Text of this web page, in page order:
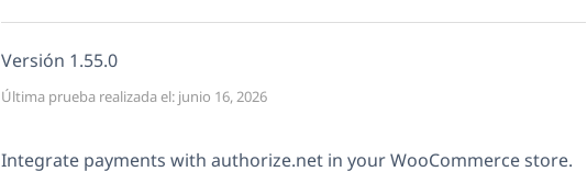
Versión 1.55.0
Última prueba realizada el: junio 16, 2026
Integrate payments with authorize.net in your WooCommerce store.